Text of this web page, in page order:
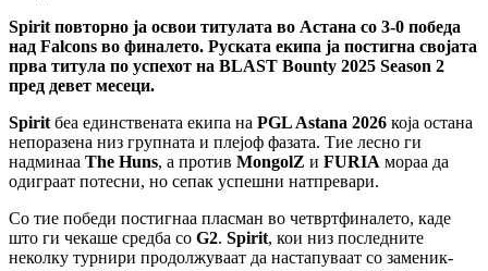
Spirit повторно ја освои титулата во Астана со 3-0 победа
над Falcons во финалето. Руската екипа ја постигна својата
прва титула по успехот на BLAST Bounty 2025 Season 2
пред девет месеци.
Spirit беа единствената екипа на PGL Astana 2026 која остана
непоразена низ групната и плејоф фазата. Тие лесно ги
надминаа The Huns, а против MongolZ и FURIA мораа да
одиграат потесни, но сепак успешни натпревари.
Со тие победи постигнаа пласман во четвртфиналето, каде
што ги чекаше средба со G2. Spirit, кои низ последните
неколку турнири продолжуваат да настапуваат со заменик-